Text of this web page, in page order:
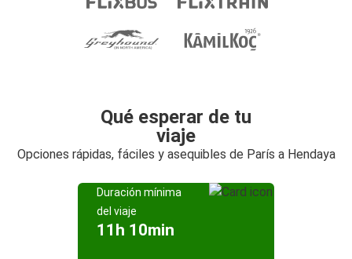
Qué esperar de tu
viaje
Opciones rápidas, fáciles y asequibles de París a Hendaya
Duración mínima
del viaje
11h 10min